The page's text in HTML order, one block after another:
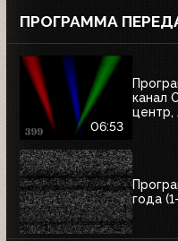
ПРОГРАММА
06:53
канал
центр,
года